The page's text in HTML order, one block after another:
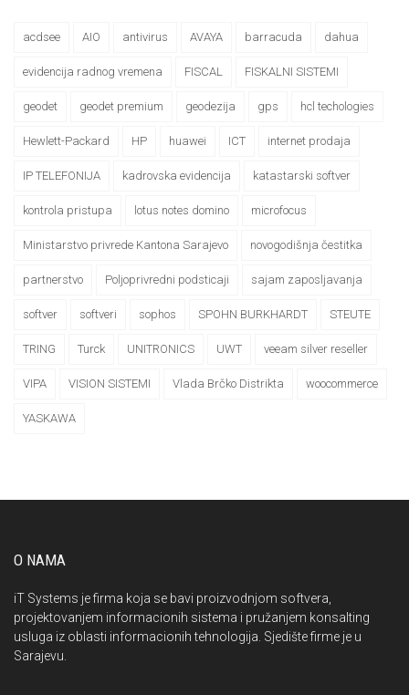
acdsee AIO antivirus AVAYA barracuda dahua
evidencija radnog vremena FISCAL FISKALNI SISTEMI
geodet geodet premium geodezija gps hcl techologies
Hewlett-Packard HP huawei ICT internet prodaja
IP TELEFONIJA kadrovska evidencija katastarski softver
kontrola pristupa lotus notes domino microfocus
Ministarstvo privrede Kantona Sarajevo novogodišnja čestitka
partnerstvo Poljoprivredni podsticaji sajam zaposljavanja
softver softveri sophos SPOHN BURKHARDT STEUTE
TRING Turck UNITRONICS UWT veeam silver reseller
VIPA VISION SISTEMI Vlada Brčko Distrikta woocommerce
YASKAWA
O NAMA
iT Systems je firma koja se bavi proizvodnjom softvera,
projektovanjem informacionih sistema i pružanjem konsalting
usluga iz oblasti informacionih tehnologija. Sjedište firme je u
Sarajevu.